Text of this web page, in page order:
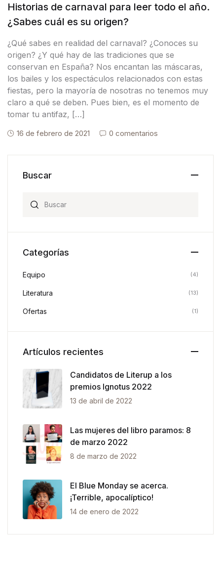
Historias de carnaval para leer todo el año.
¿Sabes cuál es su origen?
¿Qué sabes en realidad del carnaval? ¿Conoces su
origen? ¿Y qué hay de las tradiciones que se
conservan en España? Nos encantan las máscaras,
los bailes y los espectáculos relacionados con estas
fiestas, pero la mayoría de nosotras no tenemos muy
claro a qué se deben. Pues bien, es el momento de
tomar tu antifaz, […]
16 de febrero de 2021 0 comentarios
Buscar
Categorías
Equipo (4)
Literatura (13)
Ofertas (1)
Artículos recientes
Candidatos de Literup a los
premios Ignotus 2022
13 de abril de 2022
Las mujeres del libro paramos: 8
de marzo 2022
8 de marzo de 2022
El Blue Monday se acerca.
¡Terrible, apocalíptico!
14 de enero de 2022